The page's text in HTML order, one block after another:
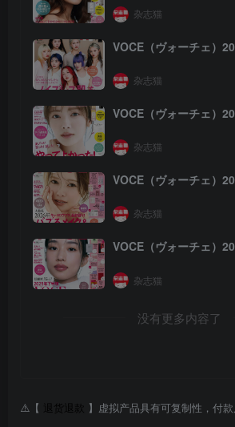
杂志猫
VOCE（ヴォーチェ）
杂志猫
VOCE（ヴォーチェ）
杂志猫
VOCE（ヴォーチェ）
杂志猫
VOCE（ヴォーチェ）
杂志猫
没有更多内容了
⚠️【 退货退款
】虚拟产品具有可复制性，付